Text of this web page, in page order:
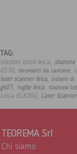
TAG:
stazioni totali leica,
GS16, strumenti da cantiere,
laser scanner leica, sistemi di
gs07, rugby leica, stazione
Leica BLK360, Laser
TEOREMA Srl
Chi siamo